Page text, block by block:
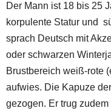
Der Mann ist 18 bis 25
korpulente Statur und
sprach Deutsch mit
oder schwarzen
Brustbereich weiß-rote
aufwies. Die Kapuze
gezogen. Er trug